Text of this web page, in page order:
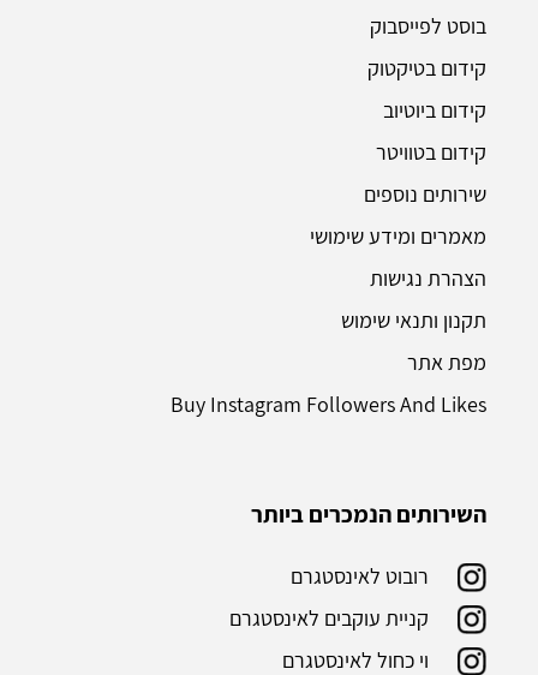
השירותים הנמכרים ביותר
רובוט לאינסטגרם
קניית עוקבים לאינסטגרם
וי כחול לאינסטגרם
בוסט לפייסבוק
קידום בטיקטוק
קידום ביוטיוב
קידום בטוויטר
שירותים נוספים
מאמרים ומידע שימושי
הצהרת נגישות
תקנון ותנאי שימוש
מפת אתר
Buy Instagram Followers And Likes